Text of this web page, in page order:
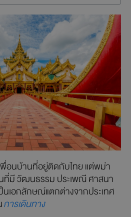
พื่อนบ้านที่อยู่ติดกับไทย แต่พม่า
ที่มี วัฒนธรรม ประเพณี ศาสนา
นเอกลักษณ์แตกต่างจากประเทศ
การเดินทาง